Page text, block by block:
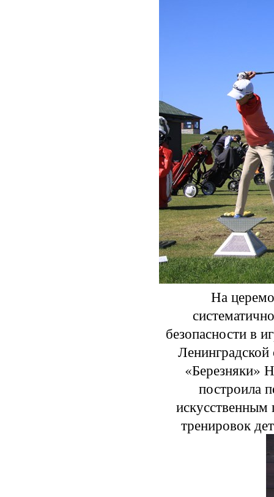
На
безопасности в
Ленинградской
«Березняки»
построила
тренировок